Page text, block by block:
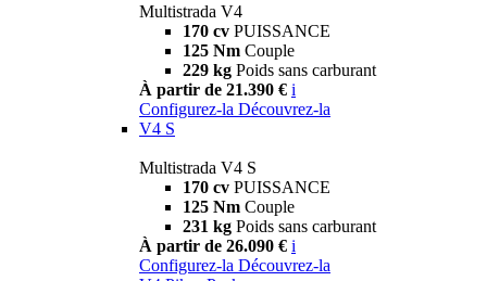
Multistrada V4
170 cv PUISSANCE
125 Nm Couple
229 kg Poids sans carburant
À partir de 21.390 € i
Configurez-la Découvrez-la
V4 S
Multistrada V4 S
170 cv PUISSANCE
125 Nm Couple
231 kg Poids sans carburant
À partir de 26.090 € i
Configurez-la Découvrez-la